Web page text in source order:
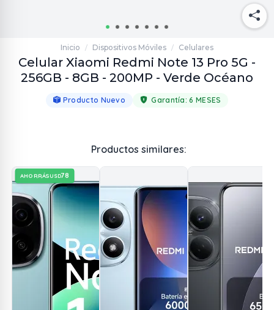
Inicio / Dispositivos Móviles / Celulares
Celular Xiaomi Redmi Note 13 Pro 5G -
256GB - 8GB - 200MP - Verde Océano
Producto Nuevo Garantía:6 MESES
Productos similares:
AHORRÁSUSD78